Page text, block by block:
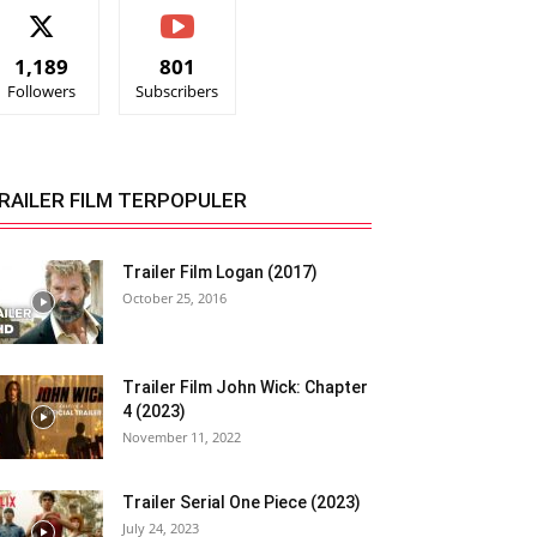
1,189
Followers
801
Subscribers
FILM TERPOPULER
Trailer Film Logan (2017)
October 25, 2016
Trailer Film John Wick: Chapter
4 (2023)
November 11, 2022
Trailer Serial One Piece (2023)
July 24, 2023